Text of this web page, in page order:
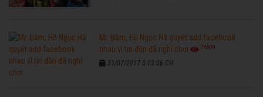
Mr. Đàm, Hồ Ngọc Hà quyết add facebook
nhau vì tin đồn đã nghỉ chơi
76309
31/07/2017 5:03:06 CH